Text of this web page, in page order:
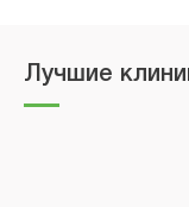
Лучшие